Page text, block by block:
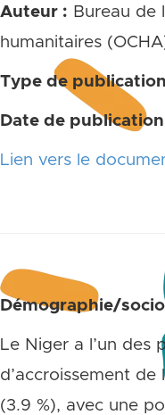
Auteur : Bureau de
humanitaires
Type de
Date de
Lien vers le
Démographie/
Le Niger a l’un des
d’accroissement
(3.9 %), avec une